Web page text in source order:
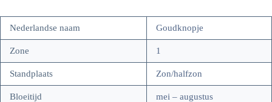
Nederlandse naam Goudknopje
Zone 1
Standplaats Zon/halfzon
Bloeitijd mei – augustus